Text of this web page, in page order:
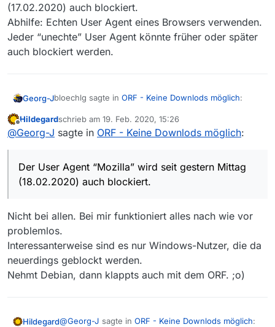
(17.02.2020) auch blockiert.
Abhilfe: Echten User Agent eines Browsers verwenden.
Jeder “unechte” User Agent könnte früher oder später
auch blockiert werden.
Georg-Jbloechlg sagte in ORF - Keine Downlods möglich:
Ich bin zwar Linux-User, hatte aber dasselbe
( -user_agent “Mozilla” )
(17.02.2020) auch blockiert.
Abhilfe: Echten User Agent eines Browsers
verwenden.
später auch blockiert werden.
Offline
Hildegardschrieb am 19. Feb. 2020, 15:26
zuletzt editiert von
@Georg-J sagte in ORF - Keine Downlods möglich:
Der User Agent “Mozilla” wird seit gestern Mittag
(18.02.2020) auch blockiert.
Nicht bei allen. Bei mir funktioniert alles nach wie vor
problemlos.
Interessanterweise sind es nur Windows-Nutzer, die da
neuerdings geblockt werden.
Nehmt Debian, dann klappts auch mit dem ORF. ;o)
Hildegard@Georg-J sagte in ORF - Keine Downlods möglich: